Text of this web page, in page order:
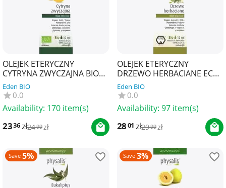
OLEJEK ETERYCZNY
CYTRYNA ZWYCZAJNA BIO
10 ml - PHYSALIS
Eden BIO
0.0
Availability: 170 item(s)
2336zł2499zł
OLEJEK ETERYCZNY
DRZEWO HERBACIANE ECO
10 ml - PHYSALIS
Eden BIO
0.0
Availability: 97 item(s)
2801 zł2999zł
Save 5% Save 3%